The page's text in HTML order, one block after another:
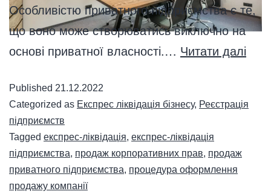
Особливістю приватного підприємства є те,
що воно може створюватись виключно на
основі приватної власності.… Читати далі
Published 21.12.2022
Categorized as Експрес ліквідація бізнесу, Реєстрація
підприємств
Tagged експрес-ліквідація, експрес-ліквідація
підприємства, продаж корпоративних прав, продаж
приватного підприємства, процедура оформлення
продажу компанії